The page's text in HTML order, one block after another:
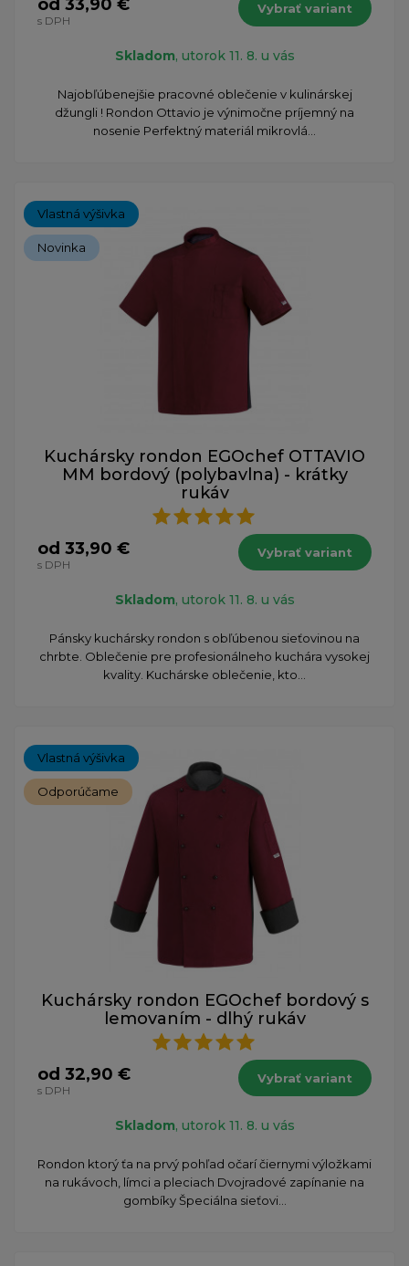
od 33,90 €
s DPH
Vybrať variant
Skladom, utorok 11. 8. u vás
​Najobľúbenejšie pracovné oblečenie v kulinárskej
džungli ! Rondon Ottavio je výnimočne príjemný na
nosenie Perfektný materiál mikrovlá...
Vlastná výšivka
Novinka
Kuchársky rondon EGOchef OTTAVIO
MM bordový (polybavlna) - krátky
rukáv
od 33,90 €
s DPH
Vybrať variant
Skladom, utorok 11. 8. u vás
Pánsky kuchársky rondon s obľúbenou sieťovinou na
chrbte. Oblečenie pre profesionálneho kuchára vysokej
kvality. Kuchárske oblečenie, kto...
Vlastná výšivka
Odporúčame
Kuchársky rondon EGOchef bordový s
lemovaním - dlhý rukáv
od 32,90 €
s DPH
Vybrať variant
Skladom, utorok 11. 8. u vás
Rondon ktorý ťa na prvý pohľad očarí čiernymi výložkami
na rukávoch, límci a pleciach Dvojradové zapínanie na
gombíky Špeciálna sieťovi...